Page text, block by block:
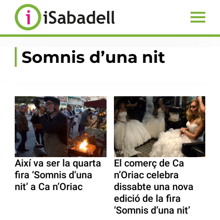
Somnis d’una nit
Així va ser la quarta
fira ‘Somnis d’una
nit’ a Ca n’Oriac
El comerç de Ca
n’Oriac celebra
dissabte una nova
edició de la fira
‘Somnis d’una nit’